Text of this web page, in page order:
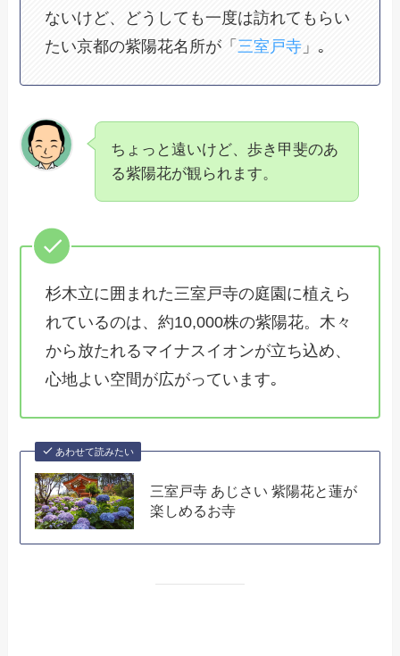
ないけど、どうしても一度は訪れてもらい
たい京都の紫陽花名所が「三室戸寺 」｡
ちょっと遠いけど、歩き甲斐のあ
る紫陽花が観られます。
杉木立に囲まれた三室戸寺の庭園に植えら
れているのは、約10,000株の紫陽花。木々
から放たれるマイナスイオンが立ち込め、
心地よい空間が広がっています｡
あわせて読みたい
三室戸寺 あじさい 紫陽花と蓮が
楽しめるお寺